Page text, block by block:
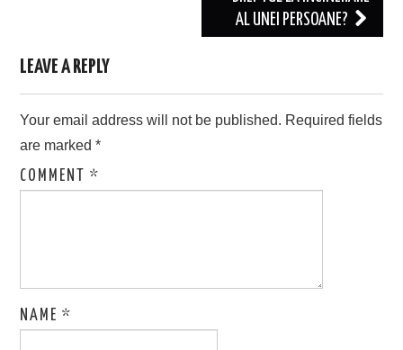
AL UNEI PERSOANE?
LEAVE A REPLY
Your email address will not be published. Required fields
are marked*
COMMENT*
NAME*